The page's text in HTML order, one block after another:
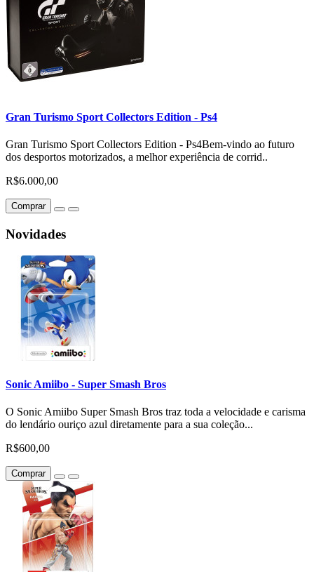
Gran Turismo Sport Collectors Edition - Ps4
Gran Turismo Sport Collectors Edition - Ps4Bem-vindo ao futuro
dos desportos motorizados, a melhor experiência de corrid..
R$6.000,00
Comprar
Novidades
Sonic Amiibo - Super Smash Bros
O Sonic Amiibo Super Smash Bros traz toda a velocidade e carisma
do lendário ouriço azul diretamente para a sua coleção...
R$600,00
Comprar